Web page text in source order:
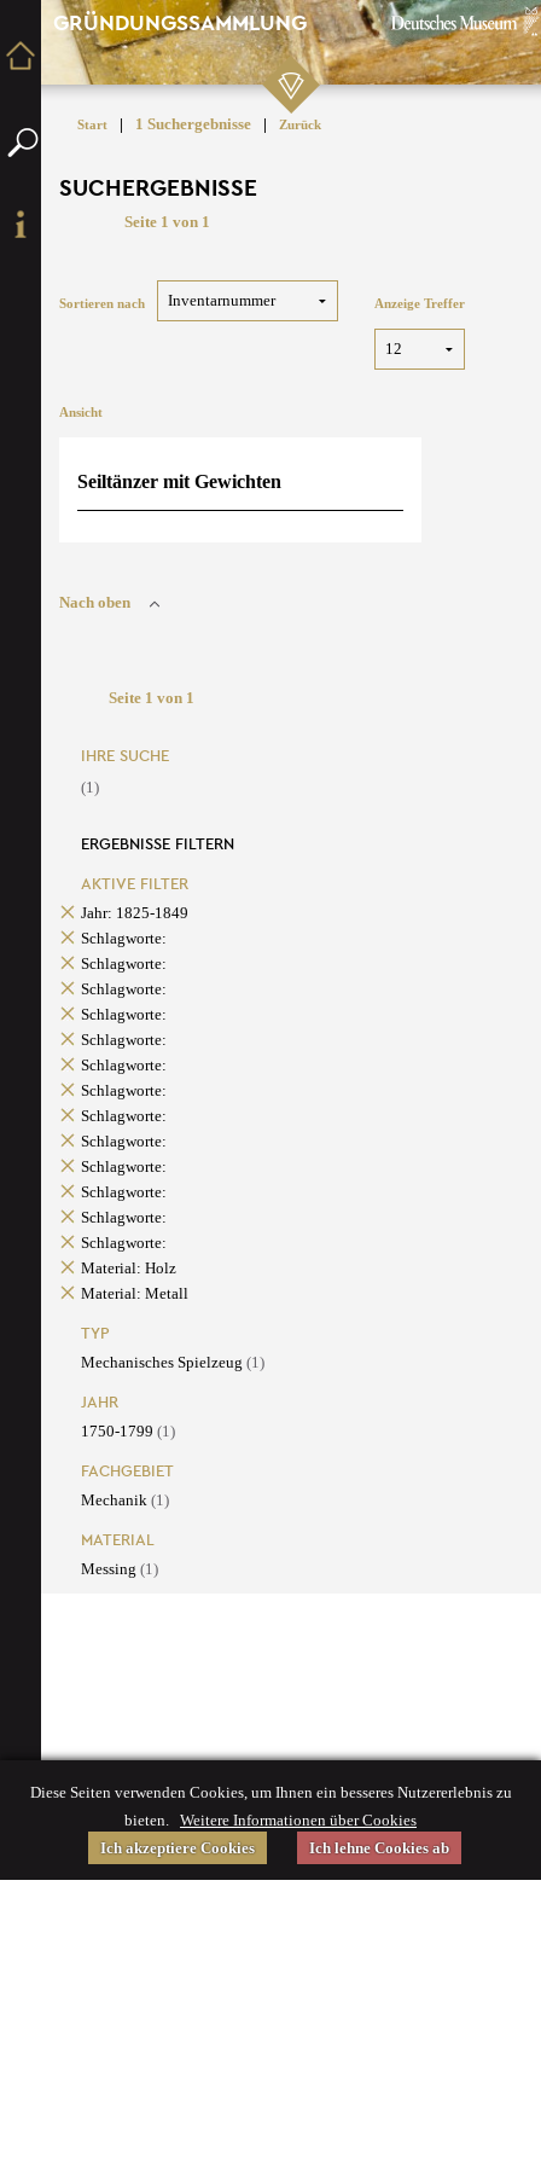
GRÜNDUNGSSAMMLUNG
Start | 1 Suchergebnisse | Zurück
SUCHERGEBNISSE
Seite 1 von 1
Sortieren nach Anzeige Treffer
Ansicht
Seiltänzer mit Gewichten
Nach oben
Seite 1 von 1
IHRE SUCHE
(1)
ERGEBNISSE FILTERN
AKTIVE FILTER
Jahr: 1825-1849
Schlagworte:
Schlagworte:
Schlagworte:
Schlagworte:
Schlagworte:
Schlagworte:
Schlagworte:
Schlagworte:
Schlagworte:
Schlagworte:
Schlagworte:
Schlagworte:
Schlagworte:
Material: Holz
Material: Metall
TYP
Mechanisches Spielzeug (1)
JAHR
1750-1799 (1)
FACHGEBIET
Mechanik (1)
MATERIAL
Messing (1)
Diese Seiten verwenden Cookies, um Ihnen ein besseres Nutzererlebnis zu
bieten. Weitere Informationen über Cookies
Ich akzeptiere Cookies
Ich lehne Cookies ab